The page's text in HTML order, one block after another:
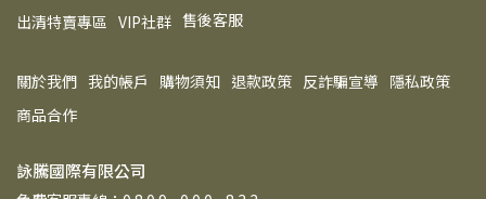
出清特賣專區 VIP社群 售後客服
關於我們 我的帳戶 購物須知 退款政策 反詐騙宣導 隱私政策
商品合作
詠騰國際有限公司